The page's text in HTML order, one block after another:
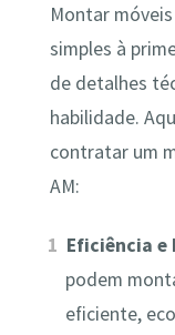
Montar
simples à
de detalhes
habilidade.
contratar um
AM:
Eficiência e
podem
eficiente,